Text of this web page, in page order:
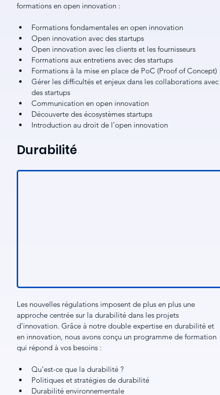
formations en open innovation :
Formations fondamentales en open innovation
Open innovation avec des startups
Open innovation avec les clients et les fournisseurs
Formations aux entretiens avec des startups
Formations à la mise en place de PoC (Proof of Concept)
Gérer les difficultés et enjeux dans les collaborations avec
des startups
Communication en open innovation
Découverte des écosystèmes startups
Introduction au droit de l’open innovation
Durabilité
Les nouvelles régulations imposent de plus en plus une
approche centrée sur la durabilité dans les projets
d’innovation. Grâce à notre double expertise en durabilité et
en innovation, nous avons conçu un programme de formation
qui répond à vos besoins :
Qu’est-ce que la durabilité ?
Politiques et stratégies de durabilité
Durabilité environnementale